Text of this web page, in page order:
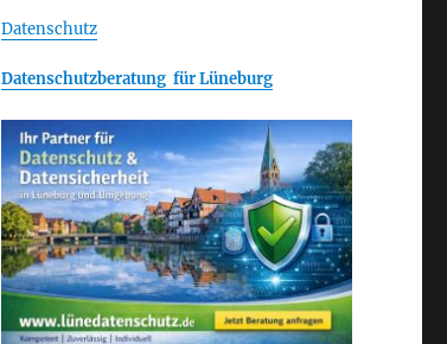
Datenschutz
Datenschutzberatung für Lüneburg